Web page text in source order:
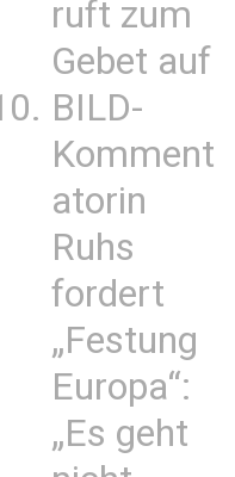
ruft zum
Gebet auf
BILD-
Komment
atorin
Ruhs
fordert
„Festung
Europa“:
„Es geht